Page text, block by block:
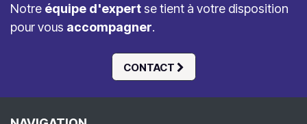
CONTACT
Notre équipe d'expert se tient à votre disposition
pour vous accompagner.